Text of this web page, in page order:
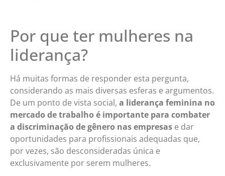
Por que ter mulheres na
liderança?
Há muitas formas de responder esta pergunta,
considerando as mais diversas esferas e argumentos.
De um ponto de vista social, a liderança feminina no
mercado de trabalho é importante para combater
a discriminação de gênero nas empresas e dar
oportunidades para profissionais adequadas que,
por vezes, são desconsideradas única e
exclusivamente por serem mulheres.